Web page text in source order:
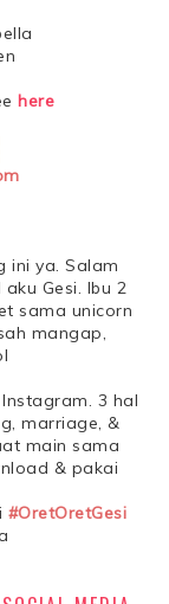
here
ini ya. Salam
Gesi. Ibu 2
sama unicorn
mangap,
3 hal
marriage, &
main sama
& pakai
#OretOretGesi